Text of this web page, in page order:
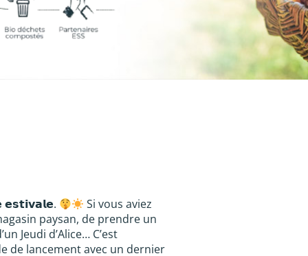
Si vous aviez
paysan, de prendre un
Jeudi d’Alice… C’est
de lancement avec un dernier